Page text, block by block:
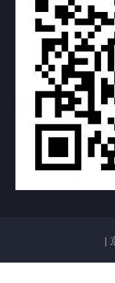
下载与支持
资料下载 视频中心
常见问题
购买流程 版权条款
|